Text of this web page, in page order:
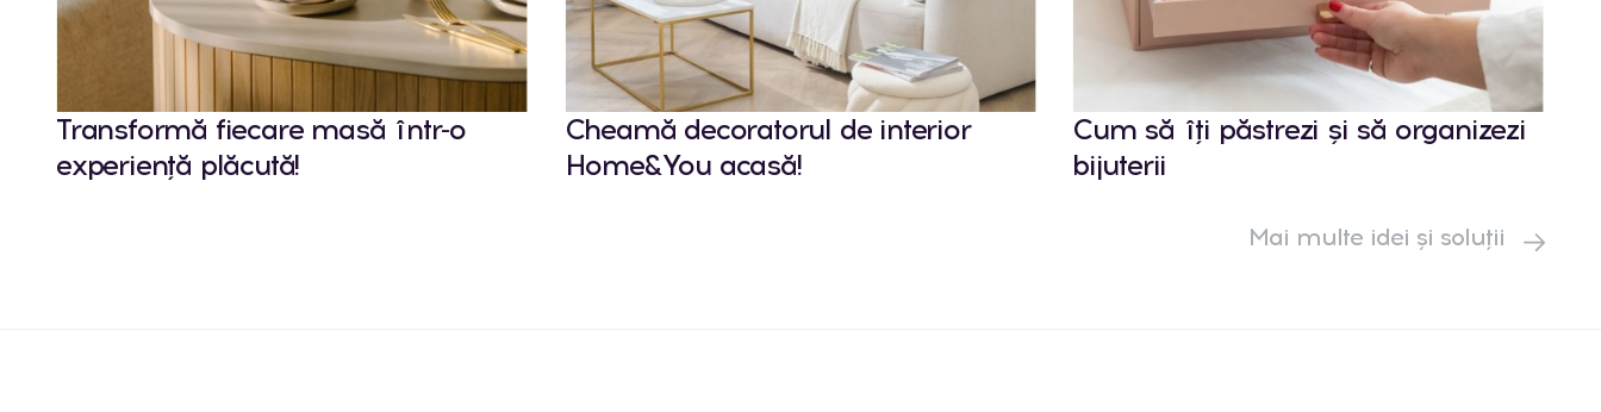
Transformă fiecare masă într-o
experiență plăcută!
Cheamă decoratorul de interior
Home&You acasă!
Cum să îți păstrezi și să organizezi
bijuterii
Mai multe idei și soluții